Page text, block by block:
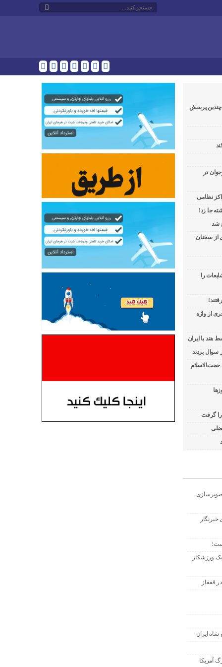
چندین پرسش
در
نظامی
جا زد!
شد
از سخنان
را
از واژه
هند با ایران
حجت‌الاسلام
را گرفت
یک ورزشکار
قفقاز
ایران
آمریکا